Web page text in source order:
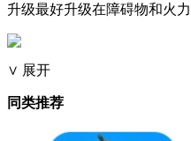
升级最好升级在障碍物和火力
∨ 展开
同类推荐